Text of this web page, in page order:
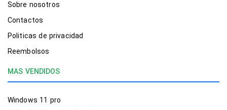
Sobre nosotros
Contactos
Politicas de privacidad
Reembolsos
MAS VENDIDOS
Windows 11 pro